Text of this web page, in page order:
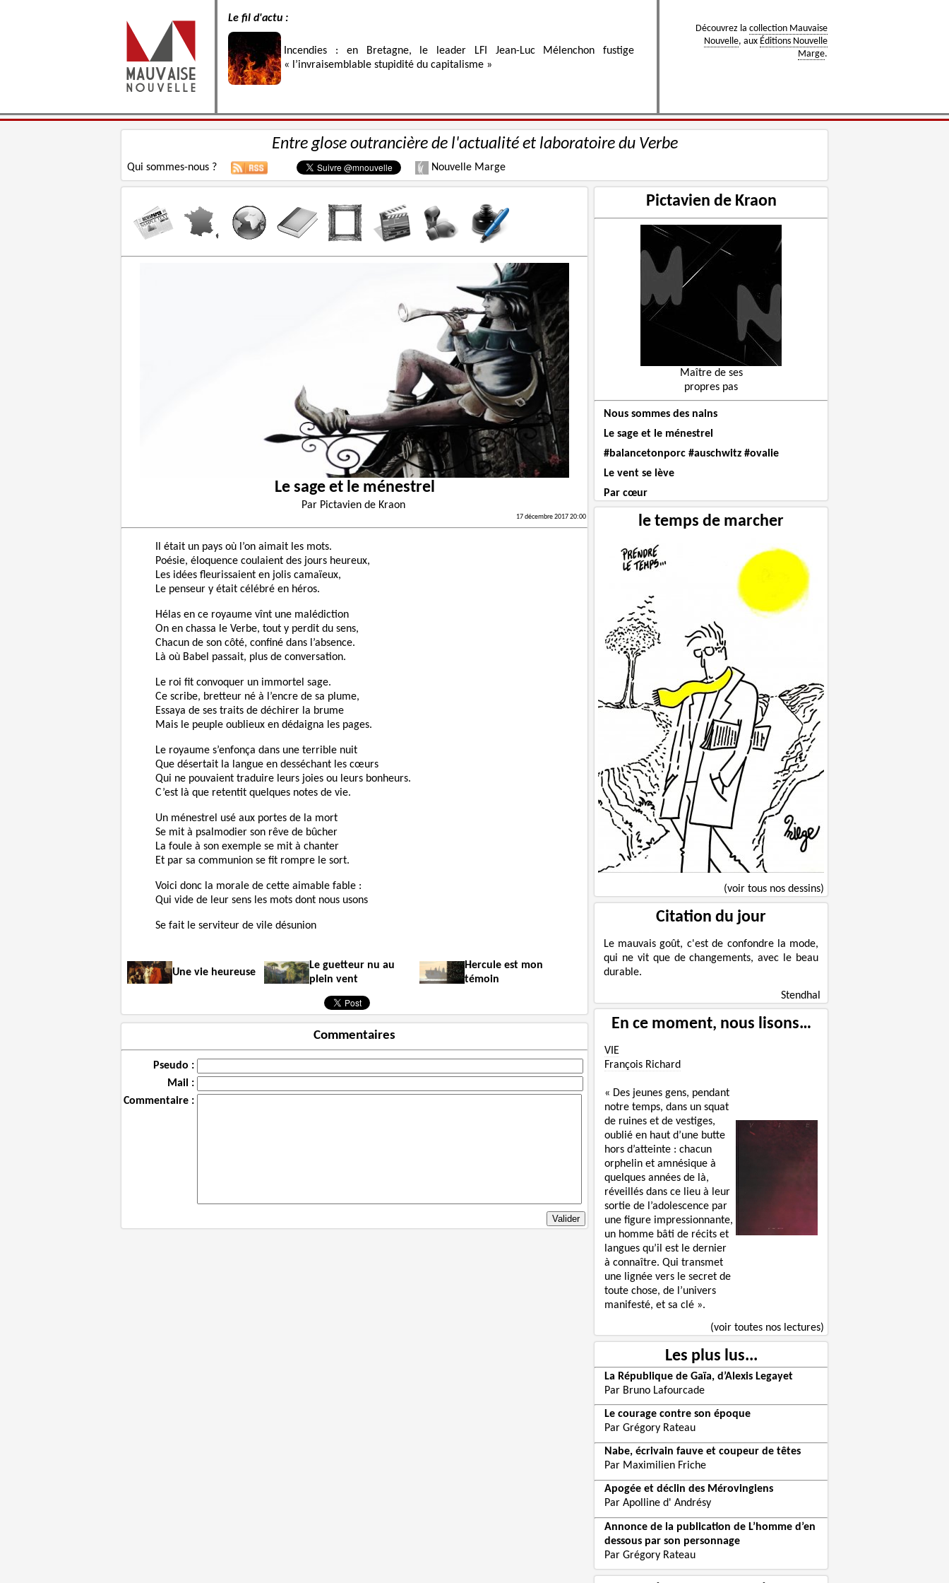
Le fil d'actu :
Incendies : en Bretagne, le leader LFI Jean-Luc Mélenchon fustige
« l’invraisemblable stupidité du capitalisme »
Découvrez la collection Mauvaise
Nouvelle, aux Éditions Nouvelle
Marge.
Entre glose outrancière de l'actualité et laboratoire du Verbe
Qui sommes-nous ? Nouvelle Marge
Le sage et le ménestrel
Par Pictavien de Kraon
17 décembre 2017 20:00
Il était un pays où l’on aimait les mots.
Poésie, éloquence coulaient des jours heureux,
Les idées fleurissaient en jolis camaïeux,
Le penseur y était célébré en héros.
Hélas en ce royaume vînt une malédiction
On en chassa le Verbe, tout y perdit du sens,
Chacun de son côté, confiné dans l’absence.
Là où Babel passait, plus de conversation.
Le roi fit convoquer un immortel sage.
Ce scribe, bretteur né à l’encre de sa plume,
Essaya de ses traits de déchirer la brume
Mais le peuple oublieux en dédaigna les pages.
Le royaume s’enfonça dans une terrible nuit
Que désertait la langue en desséchant les cœurs
Qui ne pouvaient traduire leurs joies ou leurs bonheurs.
C’est là que retentit quelques notes de vie.
Un ménestrel usé aux portes de la mort
Se mit à psalmodier son rêve de bûcher
La foule à son exemple se mit à chanter
Et par sa communion se fit rompre le sort.
Voici donc la morale de cette aimable fable :
Qui vide de leur sens les mots dont nous usons
Se fait le serviteur de vile désunion
Une vie heureuse
Le guetteur nu au
plein vent
Hercule est mon
témoin
Commentaires
Pseudo :
Mail :
Commentaire :
Pictavien de Kraon
Maître de ses
propres pas
Nous sommes des nains
Le sage et le ménestrel
#balancetonporc #auschwitz #ovalie
Le vent se lève
Par cœur
le temps de marcher
(voir tous nos dessins)
Citation du jour
Le mauvais goût, c'est de confondre la mode,
qui ne vit que de changements, avec le beau
durable.
Stendhal
En ce moment, nous lisons…
VIE
François Richard
« Des jeunes gens, pendant
notre temps, dans un squat
de ruines et de vestiges,
oublié en haut d’une butte
hors d’atteinte : chacun
orphelin et amnésique à
quelques années de là,
réveillés dans ce lieu à leur
sortie de l’adolescence par
une figure impressionnante,
un homme bâti de récits et
langues qu’il est le dernier
à connaître. Qui transmet
une lignée vers le secret de
toute chose, de l’univers
manifesté, et sa clé ».
(voir toutes nos lectures)
Les plus lus...
La République de Gaïa, d’Alexis Legayet
Par Bruno Lafourcade
Le courage contre son époque
Par Grégory Rateau
Nabe, écrivain fauve et coupeur de têtes
Par Maximilien Friche
Apogée et déclin des Mérovingiens
Par Apolline d' Andrésy
Annonce de la publication de L’homme d’en
dessous par son personnage
Par Grégory Rateau